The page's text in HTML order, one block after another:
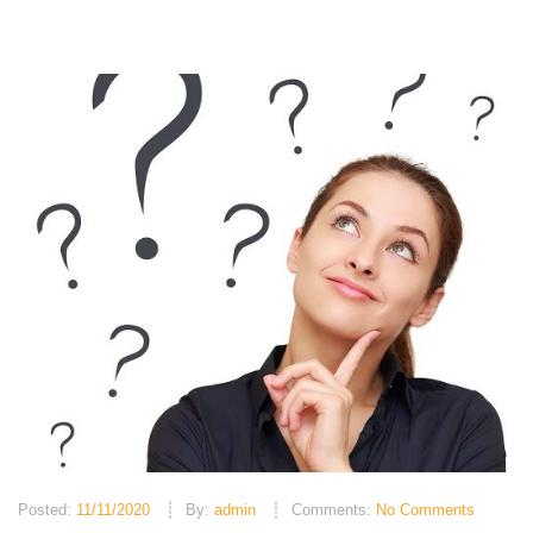
Posted: 11/11/2020 By: admin Comments: No Comments